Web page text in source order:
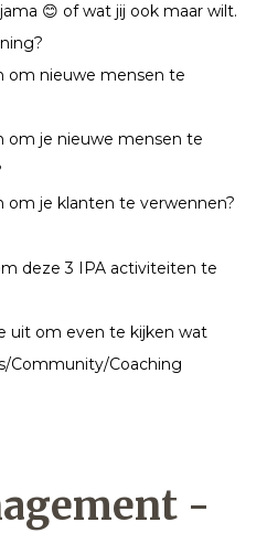
😊 of wat jij ook maar wilt.
om nieuwe mensen te
om je nieuwe mensen te
om je klanten te verwennen?
deze 3 IPA activiteiten te
uit om even te kijken wat
Community/Coaching
-